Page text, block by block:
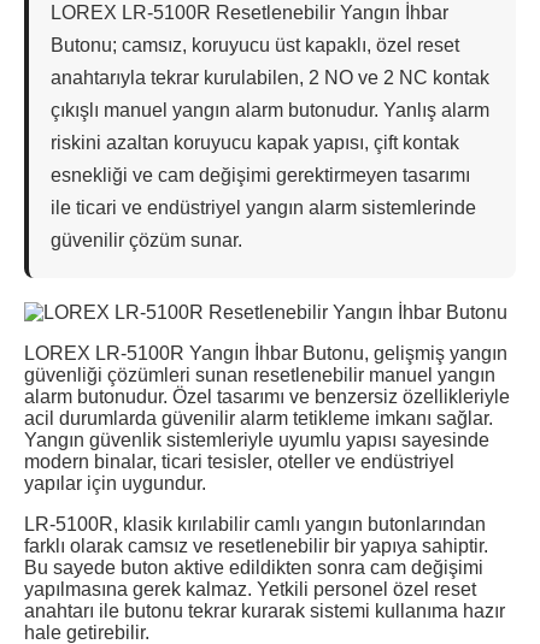
LOREX LR-5100R Resetlenebilir Yangın İhbar
Butonu; camsız, koruyucu üst kapaklı, özel reset
anahtarıyla tekrar kurulabilen, 2 NO ve 2 NC kontak
çıkışlı manuel yangın alarm butonudur. Yanlış alarm
riskini azaltan koruyucu kapak yapısı, çift kontak
esnekliği ve cam değişimi gerektirmeyen tasarımı
ile ticari ve endüstriyel yangın alarm sistemlerinde
güvenilir çözüm sunar.
LOREX LR-5100R Yangın İhbar Butonu, gelişmiş yangın
güvenliği çözümleri sunan resetlenebilir manuel yangın
alarm butonudur. Özel tasarımı ve benzersiz özellikleriyle
acil durumlarda güvenilir alarm tetikleme imkanı sağlar.
Yangın güvenlik sistemleriyle uyumlu yapısı sayesinde
modern binalar, ticari tesisler, oteller ve endüstriyel
yapılar için uygundur.
LR-5100R, klasik kırılabilir camlı yangın butonlarından
farklı olarak camsız ve resetlenebilir bir yapıya sahiptir.
Bu sayede buton aktive edildikten sonra cam değişimi
yapılmasına gerek kalmaz. Yetkili personel özel reset
anahtarı ile butonu tekrar kurarak sistemi kullanıma hazır
hale getirebilir.